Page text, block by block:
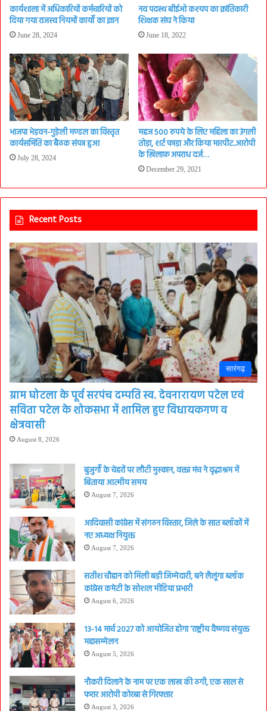
कार्यशाला में अधिकारियों कर्मचारियों को
दिया गया राजस्व नियमों कार्यों का ज्ञान
June 28, 2024
नव पदस्थ बीईओ कश्यप का क्रांतिकारी
शिक्षक संघ ने किया
June 18, 2022
भाजपा भेड़वन-गुड़ेली मण्डल का विस्तृत
कार्यसमिति का बैठक संपन्न हुआ
July 28, 2024
महज 500 रुपये के लिए महिला का उंगली
तोड़ा, शर्ट फाड़ा और किया मारपीट..आरोपी
के ख़िलाफ़ अपराध दर्ज…
December 29, 2021
Recent Posts
सारंगढ़
ग्राम घोटला के पूर्व सरपंच दम्पति स्व. देवनारायण पटेल एवं
सविता पटेल के शोकसभा में शामिल हुए विधायकगण व
क्षेत्रवासी
August 8, 2026
बुजुर्गों के चेहरों पर लौटी मुस्कान, वक्ता मंच ने वृद्धाश्रम में
बिताया आत्मीय समय
August 7, 2026
आदिवासी कांग्रेस में संगठन विस्तार, जिले के सात ब्लॉकों में
नए अध्यक्ष नियुक्त
August 7, 2026
सतीश चौहान को मिली बड़ी जिम्मेदारी, बने लैलूंगा ब्लॉक
कांग्रेस कमेटी के सोशल मीडिया प्रभारी
August 6, 2026
13-14 मार्च 2027 को आयोजित होगा ‘राष्ट्रीय वैष्णव संयुक्त
महासम्मेलन
August 5, 2026
नौकरी दिलाने के नाम पर एक लाख की ठगी, एक साल से
फरार आरोपी कोरबा से गिरफ्तार
August 3, 2026